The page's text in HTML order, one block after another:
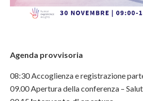
Agenda provvisoria
08:30 Accoglienza e registrazione
09.00 Apertura della conferenza –